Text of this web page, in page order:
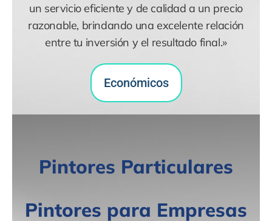
un servicio eficiente y de calidad a un precio
razonable, brindando una excelente relación
entre tu inversión y el resultado final.»
Económicos
Pintores Particulares
Pintores para Empresas